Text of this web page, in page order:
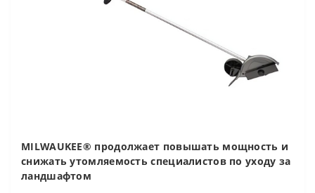
MILWAUKEE® продолжает повышать мощность и
снижать утомляемость специалистов по уходу за
ландшафтом